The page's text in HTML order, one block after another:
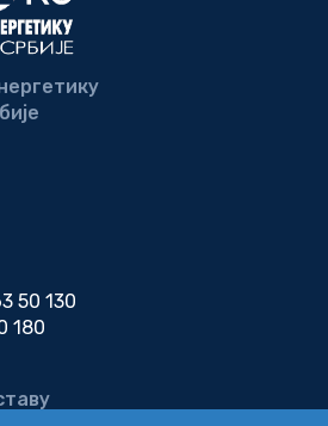
50 130
180